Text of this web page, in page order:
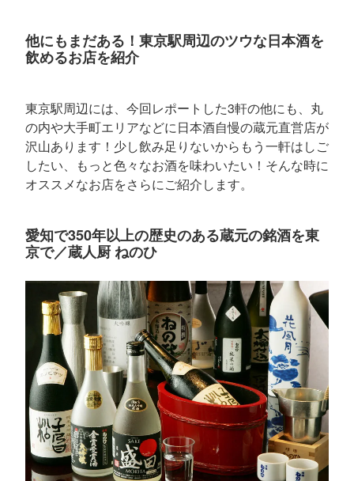
他にもまだある！東京駅周辺のツウな日本酒を
飲めるお店を紹介
東京駅周辺には、今回レポートした3軒の他にも、丸
の内や大手町エリアなどに日本酒自慢の蔵元直営店が
沢山あります！少し飲み足りないからもう一軒はしご
したい、もっと色々なお酒を味わいたい！そんな時に
オススメなお店をさらにご紹介します。
愛知で350年以上の歴史のある蔵元の銘酒を東
京で／蔵人厨 ねのひ